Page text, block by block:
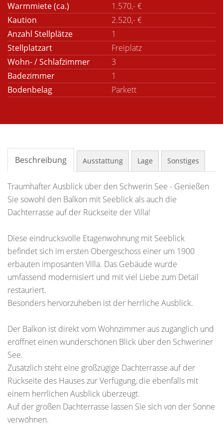
Warmmiete (ca.)
1.570,- €
Kaution
2.520,- €
Anzahl Stellplätze
1
Stellplatzart
Freiplatz
Wohn- / Schlafzimmer
3
Badezimmer
1
Bodenbelag
Parkett
Beschreibung Ausstattung Lage Sonstiges
Traumhafter Ausblick über den Schwerin See - Genießen
Sie sowohl den Balkon mit Seeblick als auch die
Dachterrasse auf der Rückseite der Villa!
Diese eindrucksvolle Etagenwohnung mit Seeblick
befindet sich im ersten Obergeschoss einer um 1900
erbauten imposanten Villa. Das Gebäude wurde
umfassend modernisiert und mit viel Liebe zum Detail
restauriert.
Besonders hervorzuheben ist der herrliche Ausblick.
Der Balkon ist direkt vom Wohnzimmer aus zugänglich und
eröffnet einen wunderschönen Blick über den Schweriner
See.
Zusätzlich steht eine großzügige Dachterrasse auf der
Rückseite des Hauses zur Verfügung, die ebenfalls mit
einem herrlichen Ausblick überzeugt.
Auf der großen Dachterrasse lassen Sie sich von der Sonne
verwöhnen.